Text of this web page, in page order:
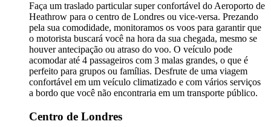
Faça um traslado particular super confortável do Aeroporto de
Heathrow para o centro de Londres ou vice-versa. Prezando
pela sua comodidade, monitoramos os voos para garantir que
o motorista buscará você na hora da sua chegada, mesmo se
houver antecipação ou atraso do voo. O veículo pode
acomodar até 4 passageiros com 3 malas grandes, o que é
perfeito para grupos ou famílias. Desfrute de uma viagem
confortável em um veículo climatizado e com vários serviços
a bordo que você não encontraria em um transporte público.
Centro de Londres